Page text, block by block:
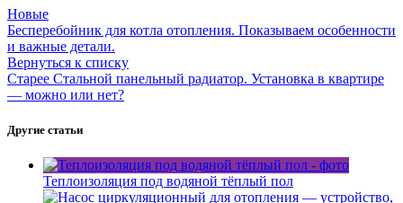
Новые
Бесперебойник для котла отопления. Показываем особенности
и важные детали.
Вернуться к списку
Старее Стальной панельный радиатор. Установка в квартире
— можно или нет?
Другие статьи
Теплоизоляция под водяной тёплый пол